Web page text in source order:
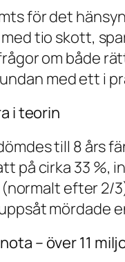
för det
tio skott,
om både
med ett i
i teorin
till 8 års
på cirka 33 %,
efter 2/
mördade
– över 11